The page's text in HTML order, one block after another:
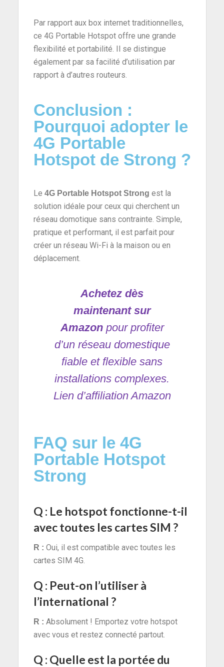
Par rapport aux box internet traditionnelles,
ce 4G Portable Hotspot offre une grande
flexibilité et portabilité. Il se distingue
également par sa facilité d’utilisation par
rapport à d’autres routeurs.
Conclusion :
Pourquoi adopter le
4G Portable
Hotspot de Strong ?
Le 4G Portable Hotspot Strong est la
solution idéale pour ceux qui cherchent un
réseau domotique sans contrainte. Simple,
pratique et performant, il est parfait pour
créer un réseau Wi-Fi à la maison ou en
déplacement.
Achetez dès
maintenant sur
Amazonpour profiter
d’un réseau domestique
fiable et flexible sans
installations complexes.
Lien d’affiliation Amazon
FAQ sur le 4G
Portable Hotspot
Strong
Q : Le hotspot fonctionne-t-il
avec toutes les cartes SIM ?
R : Oui, il est compatible avec toutes les
cartes SIM 4G.
Q : Peut-on l’utiliser à
l’international ?
R : Absolument ! Emportez votre hotspot
avec vous et restez connecté partout.
Q : Quelle est la portée du